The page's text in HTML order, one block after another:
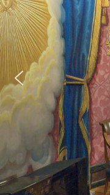
Masonica 47
Masonica 46
Masonica 45